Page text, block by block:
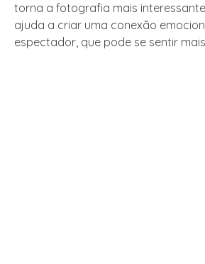
torna a fotografia mais
ajuda a criar uma conexão
espectador, que pode se sentir